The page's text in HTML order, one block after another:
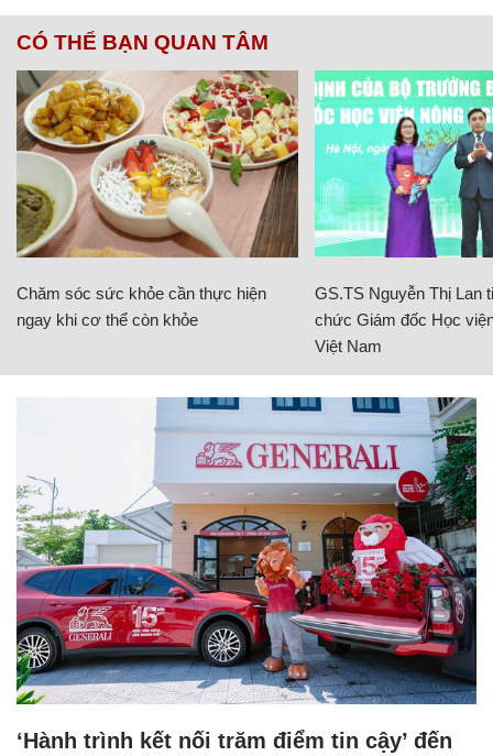
CÓ THỂ BẠN QUAN TÂM
Chăm sóc sức khỏe cần thực hiện
ngay khi cơ thể còn khỏe
GS.TS Nguyễn Thị Lan
chức Giám đốc Học
Việt Nam
‘Hành trình kết nối trăm điểm tin cậy’ đến